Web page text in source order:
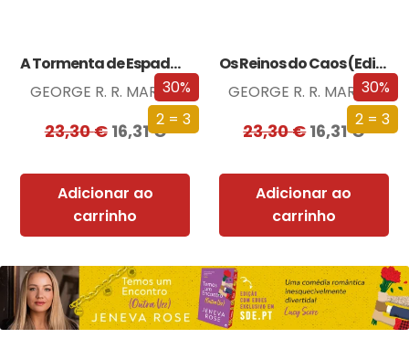
30%
2 = 3
A Tormenta de Espadas (Edição especial limitada)
GEORGE R. R. MARTIN
23,30€ 16,31€
Adicionar ao
carrinho
30%
2 = 3
Os Reinos do Caos (Edição especial limitada)
GEORGE R. R. MARTIN
23,30€16,31€
Adicionar ao
carrinho